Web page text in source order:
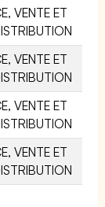
VENTE ET
VENTE ET
VENTE ET
VENTE ET